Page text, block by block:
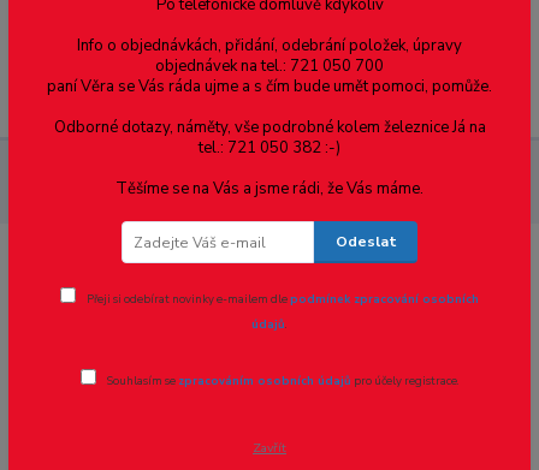
Menu
0.8, cena za 0.5m
0.8, cena za 0.5m
Po telefonické domluvě kdykoliv
Info o objednávkách, přidání, odebrání položek, úpravy
objednávek na tel.: 721 050 700
paní Věra se Vás ráda ujme a s čím bude umět pomoci, pomůže.
Odborné dotazy, náměty, vše podrobné kolem železnice Já na
tel.: 721 050 382 :-)
Těšíme se na Vás a jsme rádi, že Vás máme.
Odeslat
Přeji si odebírat novinky e-mailem dlepodmínek zpracování osobních
údajů.
Souhlasím se zpracováním osobních údajů pro účely registrace.
Zavřít